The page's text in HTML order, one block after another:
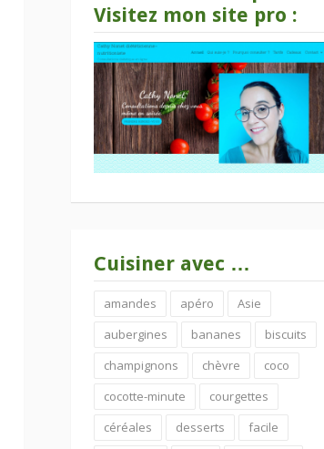
Visitez mon site pro :
Cuisiner avec …
amandes apéro
Asie
aubergines
bananes
biscuits
champignons
chèvre
coco
cocotte-minute
courgettes
céréales
desserts
facile